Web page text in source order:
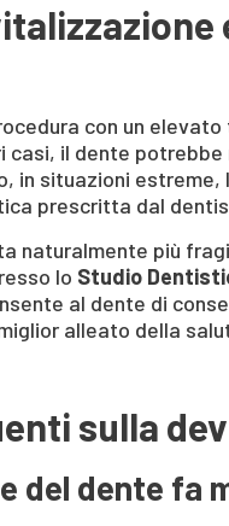
con un
casi, il dente
in situazioni
prescritta dal
naturalmente più
lo Studio
al dente di
alleato della
sulla
del dente fa